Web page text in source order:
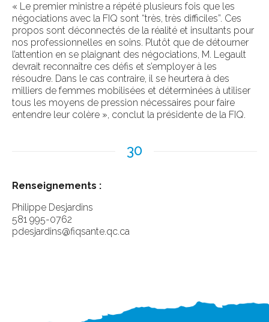
« Le premier ministre a répété plusieurs fois que les
négociations avec la FIQ sont “très, très difficiles”. Ces
propos sont déconnectés de la réalité et insultants pour
nos professionnelles en soins. Plutôt que de détourner
l’attention en se plaignant des négociations, M. Legault
devrait reconnaître ces défis et s’employer à les
résoudre. Dans le cas contraire, il se heurtera à des
milliers de femmes mobilisées et déterminées à utiliser
tous les moyens de pression nécessaires pour faire
entendre leur colère », conclut la présidente de la FIQ.
30
Renseignements :
Philippe Desjardins
581 995-0762
pdesjardins@fiqsante.qc.ca